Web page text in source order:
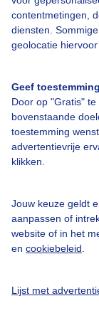
contentmetingen,
diensten.
geolocatie
Geef
Door op "Gratis"
bovenstaande
toestemming
advertentievrije
klikken.
Jouw keuze geldt
aanpassen of
website of in het
en cookiebeleid
Lijst met
Contact
Adverteren
Privacy beleid
Cookie beleid